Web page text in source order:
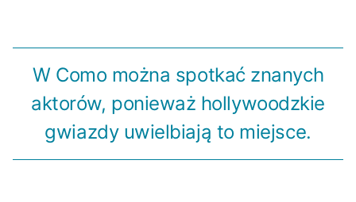
W Como można spotkać znanych
aktorów, ponieważ hollywoodzkie
gwiazdy uwielbiają to miejsce.